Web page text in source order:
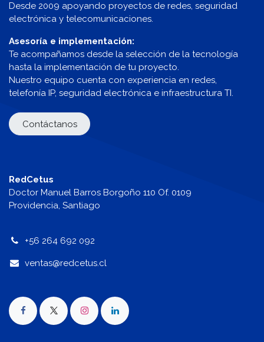
Desde 2009 apoyando proyectos de redes, seguridad
electrónica y telecomunicaciones.
Asesoría e implementación:
Te acompañamos desde la selección de la tecnología
hasta la implementación de tu proyecto.
Nuestro equipo cuenta con experiencia en redes,
telefonía IP, seguridad electrónica e infraestructura TI.
Contáctanos
RedCetus
Doctor Manuel Barros Borgoño 110 Of. 0109
Providencia, Santiago
+56 264 692 092
ventas@redcetus.cl